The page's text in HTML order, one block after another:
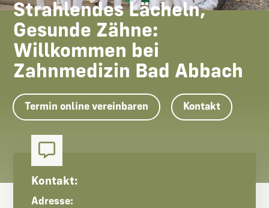
Strahlendes Lächeln,
Gesunde Zähne:
Willkommen bei
Zahnmedizin Bad Abbach
Termin online vereinbaren Kontakt

Kontakt:
Adresse: